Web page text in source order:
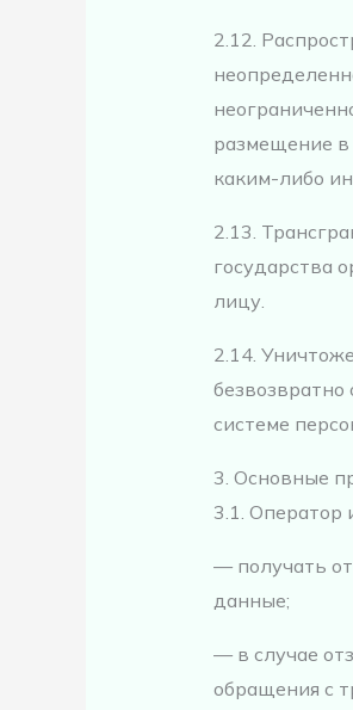
2.12.
размещение
каким-либо
2.13.
государства
лицу.
2.14.
системе
3. Основные
3.1. Оператор
— получать
данные;
— в случае
обращения с